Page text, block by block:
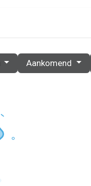
Aankomend